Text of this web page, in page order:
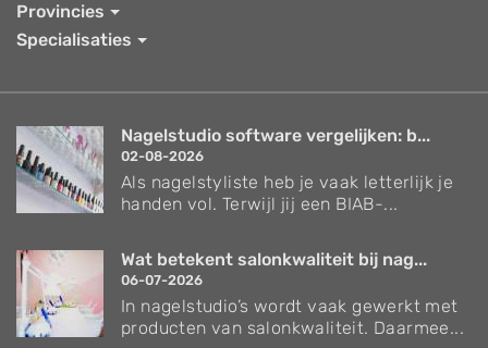
Provincies
Specialisaties
Nagelstudio software vergelijken: b...
02-08-2026
Als nagelstyliste heb je vaak letterlijk je
handen vol. Terwijl jij een BIAB-...
Wat betekent salonkwaliteit bij nag...
06-07-2026
In nagelstudio’s wordt vaak gewerkt met
producten van salonkwaliteit. Daarmee...